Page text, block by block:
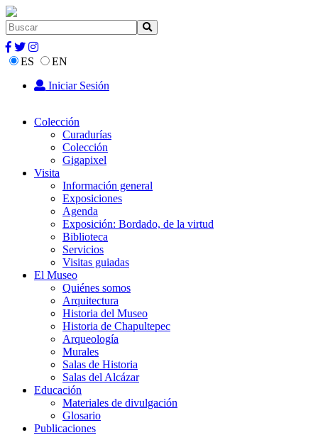
ES
EN
Iniciar Sesión
Colección
Curadurías
Colección
Gigapixel
Visita
Información general
Exposiciones
Agenda
Exposición: Bordado, de la virtud
Biblioteca
Servicios
Visitas guiadas
El Museo
Quiénes somos
Arquitectura
Historia del Museo
Historia de Chapultepec
Arqueología
Murales
Salas de Historia
Salas del Alcázar
Educación
Materiales de divulgación
Glosario
Publicaciones